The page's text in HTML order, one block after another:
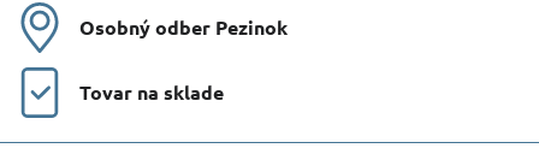
Osobný odber Pezinok
Tovar na sklade